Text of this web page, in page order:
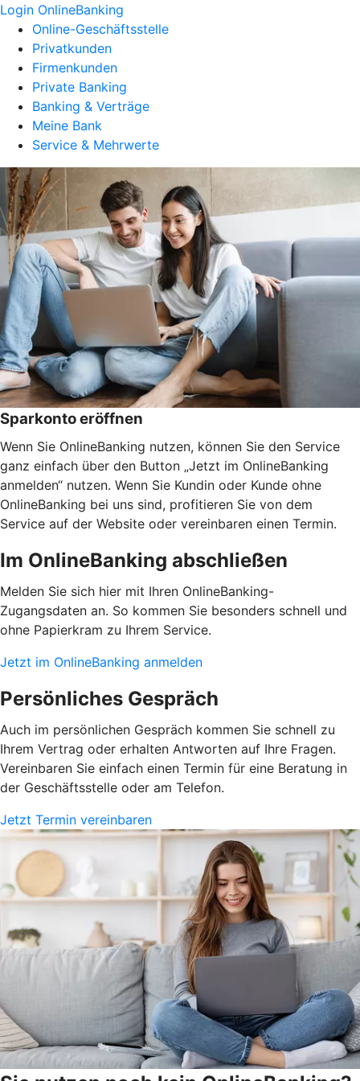
Login OnlineBanking
Online-Geschäftsstelle
Privatkunden
Firmenkunden
Private Banking
Banking & Verträge
Meine Bank
Service & Mehrwerte
Sparkonto eröffnen
Wenn Sie OnlineBanking nutzen, können Sie den Service
ganz einfach über den Button „Jetzt im OnlineBanking
anmelden“ nutzen. Wenn Sie Kundin oder Kunde ohne
OnlineBanking bei uns sind, profitieren Sie von dem
Service auf der Website oder vereinbaren einen Termin.
Im OnlineBanking abschließen
Melden Sie sich hier mit Ihren OnlineBanking-
Zugangsdaten an. So kommen Sie besonders schnell und
ohne Papierkram zu Ihrem Service.
Jetzt im OnlineBanking anmelden
Persönliches Gespräch
Auch im persönlichen Gespräch kommen Sie schnell zu
Ihrem Vertrag oder erhalten Antworten auf Ihre Fragen.
Vereinbaren Sie einfach einen Termin für eine Beratung in
der Geschäftsstelle oder am Telefon.
Jetzt Termin vereinbaren